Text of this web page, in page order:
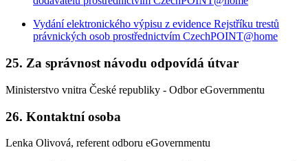
Vydání elektronického výpisu z evidence Rejstříku trestů
právnických osob prostřednictvím CzechPOINT@home
25. Za správnost návodu odpovídá útvar
Ministerstvo vnitra České republiky - Odbor eGovernmentu
26. Kontaktní osoba
Lenka Olivová, referent odboru eGovernmentu